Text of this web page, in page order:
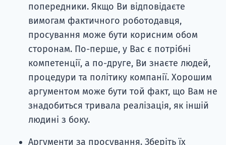
попередники. Якщо Ви відповідаєте
вимогам фактичного роботодавця,
просування може бути корисним обом
сторонам. По-перше, у Вас є потрібні
компетенції, а по-друге, Ви знаєте людей,
процедури та політику компанії. Хорошим
аргументом може бути той факт, що Вам не
знадобиться тривала реалізація, як іншій
людині з боку.
Аргументи за просування. Зберіть їх